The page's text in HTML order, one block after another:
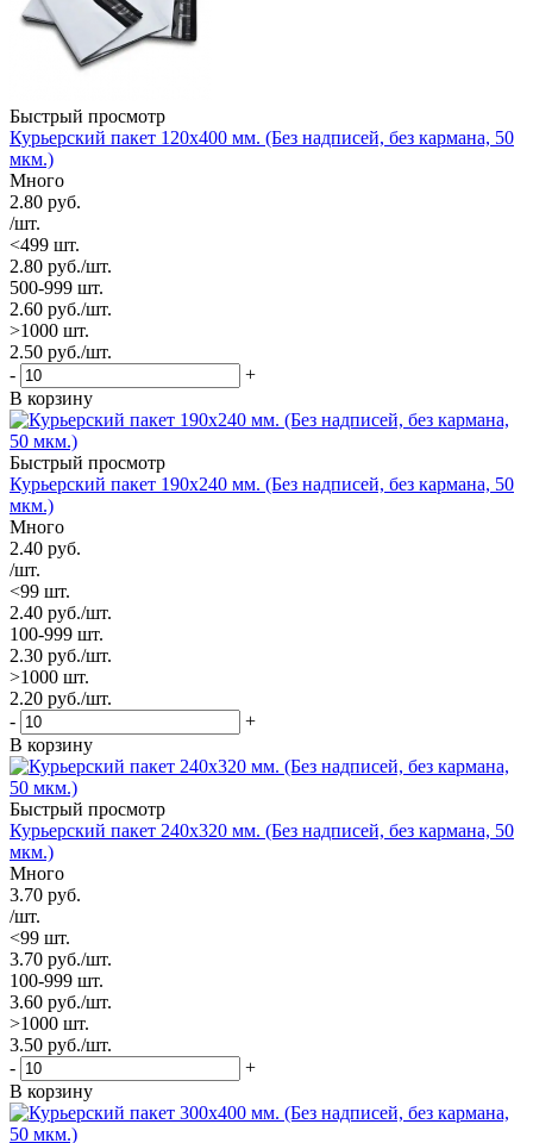
Быстрый просмотр
Курьерский пакет 120х400 мм. (Без надписей, без кармана, 50
мкм.)
Много
2.80 руб.
/шт.
<499 шт.
2.80 руб./шт.
500-999 шт.
2.60 руб./шт.
>1000 шт.
2.50 руб./шт.
-
+
В корзину
Быстрый просмотр
Курьерский пакет 190х240 мм. (Без надписей, без кармана, 50
мкм.)
Много
2.40 руб.
/шт.
<99 шт.
2.40 руб./шт.
100-999 шт.
2.30 руб./шт.
>1000 шт.
2.20 руб./шт.
-
+
В корзину
Быстрый просмотр
Курьерский пакет 240х320 мм. (Без надписей, без кармана, 50
мкм.)
Много
3.70 руб.
/шт.
<99 шт.
3.70 руб./шт.
100-999 шт.
3.60 руб./шт.
>1000 шт.
3.50 руб./шт.
-
+
В корзину